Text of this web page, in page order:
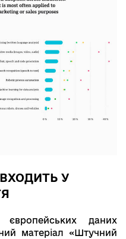
У
даних
матеріал «Штучний